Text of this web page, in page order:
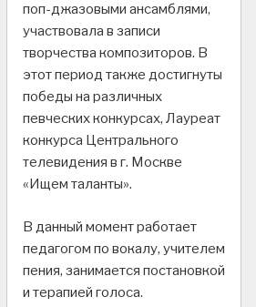
поп-джазовыми ансамблями,
участвовала в записи
творчества композиторов. В
этот период также достигнуты
победы на различных
певческих конкурсах, Лауреат
конкурса Центрального
телевидения в г. Москве
«Ищем таланты».
В данный момент работает
педагогом по вокалу, учителем
пения, занимается постановкой
и терапией голоса.